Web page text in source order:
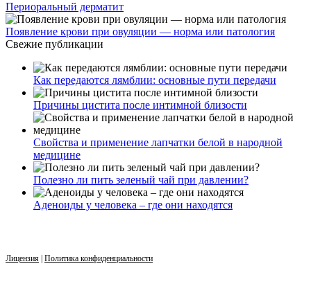
Периоральный дерматит
Появление крови при овуляции — норма или патология
Свежие публикации
Как передаются лямблии: основные пути передачи
Причины цистита после интимной близости
Свойства и применение лапчатки белой в народной
медицине
Полезно ли пить зеленый чай при давлении?
Аденоиды у человека – где они находятся
Лицензия Политика конфиденциальности